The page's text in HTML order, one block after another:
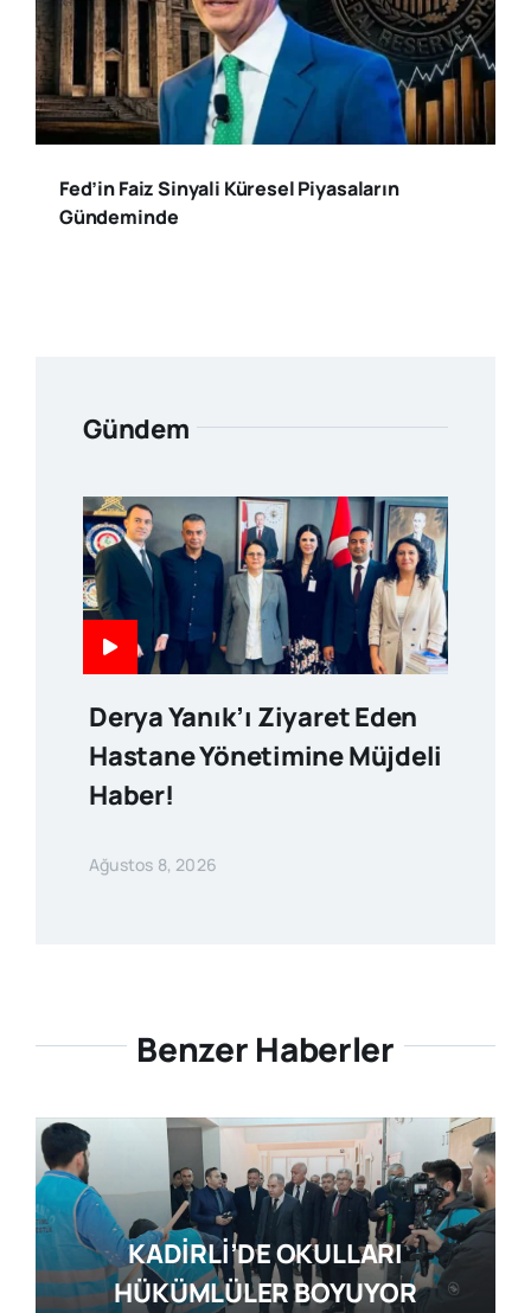
Fed’in Faiz Sinyali Küresel Piyasaların
Gündeminde
Gündem
Derya Yanık’ı Ziyaret Eden
Hastane Yönetimine Müjdeli
Haber!
Ağustos 8, 2026
Benzer Haberler
KADİRLİ’DE OKULLARI
HÜKÜMLÜLER BOYUYOR